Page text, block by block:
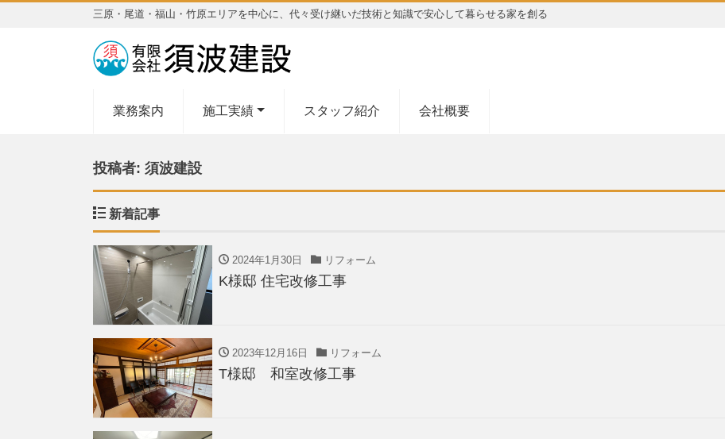
三原・尾道・福山・竹原エリアを中心に、代々受け継いだ技術と知識で安心して暮らせる家を創る
業務案内 施工実績 スタッフ紹介 会社概要
投稿者: 須波建設
新着記事
2024年1月30日 リフォーム
K様邸 住宅改修工事
2023年12月16日 リフォーム
T様邸 和室改修工事